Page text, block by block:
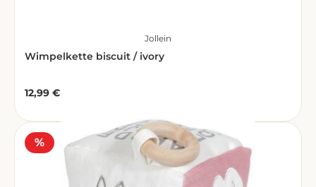
Jollein
Wimpelkette biscuit / ivory
Regulärer Preis:
12,99 €
Rabatt
%